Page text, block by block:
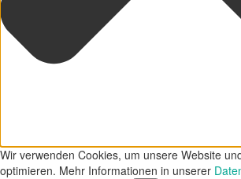
Wir verwenden Cookies, um unsere Website
optimieren. Mehr Informationen in unserer